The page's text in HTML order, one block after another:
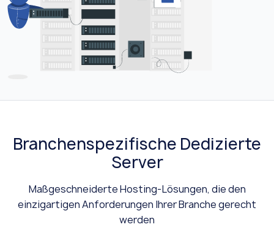
Branchenspezifische Dedizierte
Server
Maßgeschneiderte Hosting-Lösungen, die den
einzigartigen Anforderungen Ihrer Branche gerecht
werden